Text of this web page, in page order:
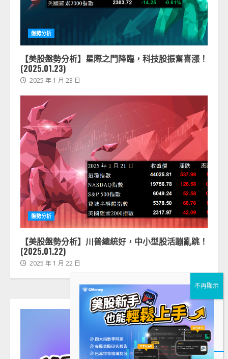
盤勢分析
【美股盤勢分析】星際之門降臨，科技股振奮喜漲！
(2025.01.23)
2025 年 1 月 23 日
盤勢分析
【美股盤勢分析】川普總統好，中小型股活蹦亂跳！
(2025.01.22)
2025 年 1 月 22 日